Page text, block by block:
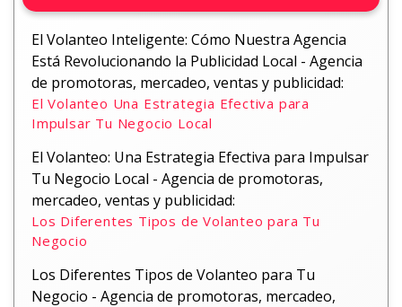
El Volanteo Inteligente: Cómo Nuestra Agencia
Está Revolucionando la Publicidad Local - Agencia
de promotoras, mercadeo, ventas y publicidad:
El Volanteo Una Estrategia Efectiva para
Impulsar Tu Negocio Local
El Volanteo: Una Estrategia Efectiva para Impulsar
Tu Negocio Local - Agencia de promotoras,
mercadeo, ventas y publicidad:
Los Diferentes Tipos de Volanteo para Tu
Negocio
Los Diferentes Tipos de Volanteo para Tu
Negocio - Agencia de promotoras, mercadeo,